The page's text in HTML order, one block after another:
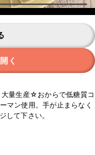
く
量生産☆おからで低糖質コ
マン使用。手が止まらなく
して下さい。